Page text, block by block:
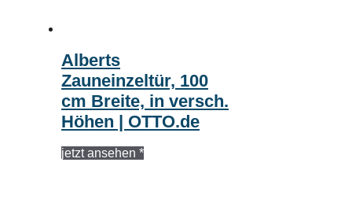
Alberts
Zauneinzeltür, 100
cm Breite, in versch.
Höhen | OTTO.de
jetzt ansehen *